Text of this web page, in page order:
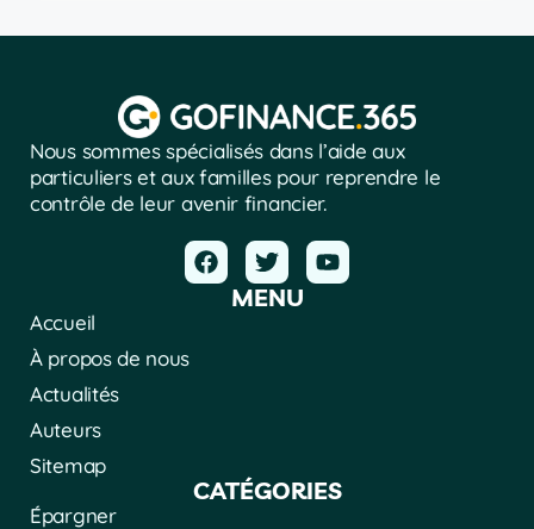
Nous sommes spécialisés dans l’aide aux
particuliers et aux familles pour reprendre le
contrôle de leur avenir financier.
MENU
Accueil
À propos de nous
Actualités
Auteurs
Sitemap
CATÉGORIES
Épargner